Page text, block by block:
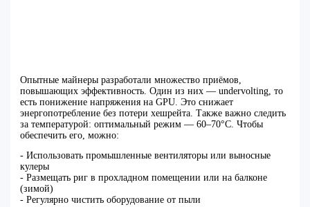
Опытные майнеры разработали множество приёмов,
повышающих эффективность. Один из них — undervolting, то
есть понижение напряжения на GPU. Это снижает
энергопотребление без потери хешрейта. Также важно следить
за температурой: оптимальный режим — 60–70°C. Чтобы
обеспечить его, можно:
- Использовать промышленные вентиляторы или выносные
кулеры
- Размещать риг в прохладном помещении или на балконе
(зимой)
- Регулярно чистить оборудование от пыли